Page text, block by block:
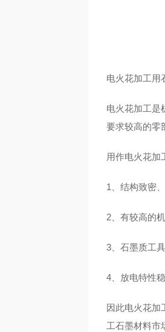
电火花加工用
电火花加工是
要求较高的零
用作电火花加
1、结构致密
2、有较高的
3、石墨质工
4、放电特性
因此电火花加
工石墨材料市